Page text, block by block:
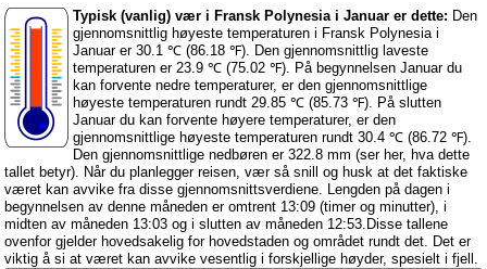
Typisk (vanlig) vær i Fransk Polynesia i Januar er dette: Den
gjennomsnittlig høyeste temperaturen i Fransk Polynesia i
Januar er 30.1 ℃ (86.18 ℉). Den gjennomsnittlig laveste
temperaturen er 23.9 ℃ (75.02 ℉). På begynnelsen Januar du
kan forvente nedre temperaturer, er den gjennomsnittlige
høyeste temperaturen rundt 29.85 ℃ (85.73 ℉). På slutten
Januar du kan forvente høyere temperaturer, er den
gjennomsnittlige høyeste temperaturen rundt 30.4 ℃ (86.72 ℉).
Den gjennomsnittlige nedbøren er 322.8 mm (ser her, hva dette
tallet betyr). Når du planlegger reisen, vær så snill og husk at det faktiske
været kan avvike fra disse gjennomsnittsverdiene. Lengden på dagen i
begynnelsen av denne måneden er omtrent 13:09 (timer og minutter), i
midten av måneden 13:03 og i slutten av måneden 12:53.Disse tallene
ovenfor gjelder hovedsakelig for hovedstaden og området rundt det. Det er
viktig å si at været kan avvike vesentlig i forskjellige høyder, spesielt i fjell.